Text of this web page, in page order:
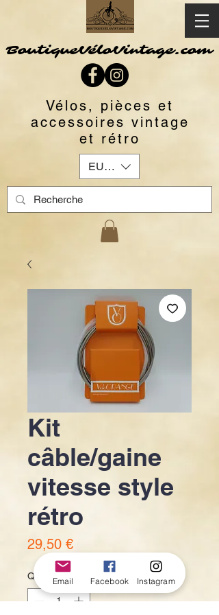
BoutiqueVéloVintage.com
Vélos, pièces et
accessoires vintage
et rétro
EUR (€)
Kit
câble/gaine
vitesse style
rétro
29,50 €Prix
Quantité *
Email Facebook Instagram